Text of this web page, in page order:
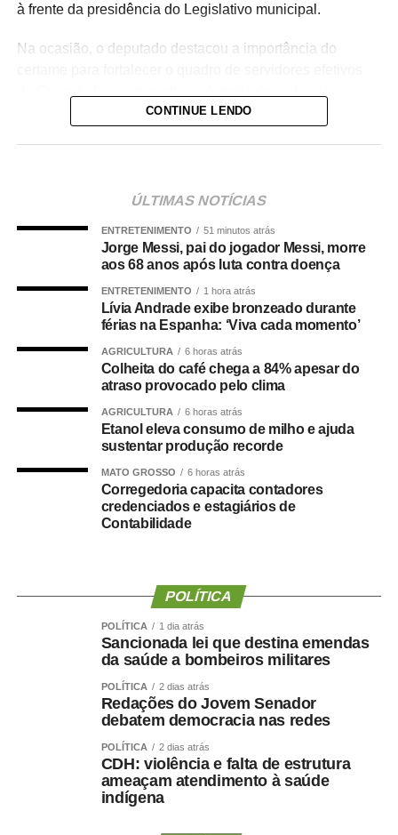
à frente da presidência do Legislativo municipal.
Na ocasião, o deputado destacou a importância do
Cuiabá, que é de todos nós mato-grossenses, o
O concurso público foi realizado para provimento de
vagas e formação de cadastro de reserva para cargos de
níveis médio e superior, contemplando funções como
confiança depositada no Instituto Selecon e destacou a
forma como o processo foi conduzido.
“Eu, em nome do Selecon, também agradeço ao
deputado porque, de fato, fizemos um concurso histórico,
graças à oportunidade que o Juca nos deu para
presidente da instituição.
Ao final do encontro, Juca reforçou a importância da
valorização do serviço público por meio de concursos
igualdade de oportunidades para todos os candidatos.
COMENTE ABAIXO:
CONTINUE LENDO
ÚLTIMAS NOTÍCIAS
ENTRETENIMENTO 51 minutos atrás
Jorge Messi, pai do jogador Messi, morre
aos 68 anos após luta contra doença
ENTRETENIMENTO 1 hora atrás
Lívia Andrade exibe bronzeado durante
férias na Espanha: ‘Viva cada momento’
AGRICULTURA 6 horas atrás
Colheita do café chega a 84% apesar do
atraso provocado pelo clima
AGRICULTURA 6 horas atrás
Etanol eleva consumo de milho e ajuda
sustentar produção recorde
MATO GROSSO 6 horas atrás
Corregedoria capacita contadores
credenciados e estagiários de
Contabilidade
POLÍTICA
POLÍTICA 1 dia atrás
Sancionada lei que destina emendas
da saúde a bombeiros militares
POLÍTICA 2 dias atrás
Redações do Jovem Senador
debatem democracia nas redes
POLÍTICA 2 dias atrás
CDH: violência e falta de estrutura
ameaçam atendimento à saúde
indígena